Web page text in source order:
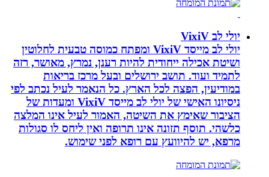
יולי לב VixiV
יולי לב מייסד VixiV ומפתח כמוסה טבעית לחלוטין
ושיטת אכילה ייחודית להיות רענן, נמרץ, מאושר, רזה
לתמיד ועוד. תושב ירושלים ובעל מרכז בריאות
במודיעין, הפצה לכל הארץ. כל הנאמר לעיל נכתב לפי
ניסיונו האישי של יולי לב מייסד VixiV ומעדות של
הציבור שאימץ את השיטה, האמור לעיל אינו המלצה
כלשהי. תוסף תזונה אינו תרופה ואין ליחס לו סגולות
מרפא, יש להיוועץ עם רופא לפני שימוש.